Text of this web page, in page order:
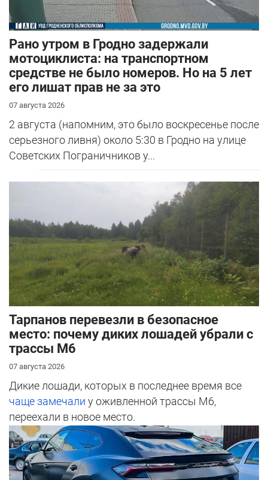
Рано утром в Гродно задержали
мотоциклиста: на транспортном
средстве не было номеров. Но на 5 лет
его лишат прав не за это
07 августа 2026
2 августа (напомним, это было воскресенье после
серьезного ливня) около 5:30 в Гродно на улице
Советских Пограничников у...
Тарпанов перевезли в безопасное
место: почему диких лошадей убрали с
трассы М6
07 августа 2026
Дикие лошади, которых в последнее время все
чаще замечали у оживленной трассы М6,
переехали в новое место.